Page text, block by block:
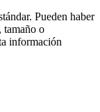
Pueden haber
tamaño o
información